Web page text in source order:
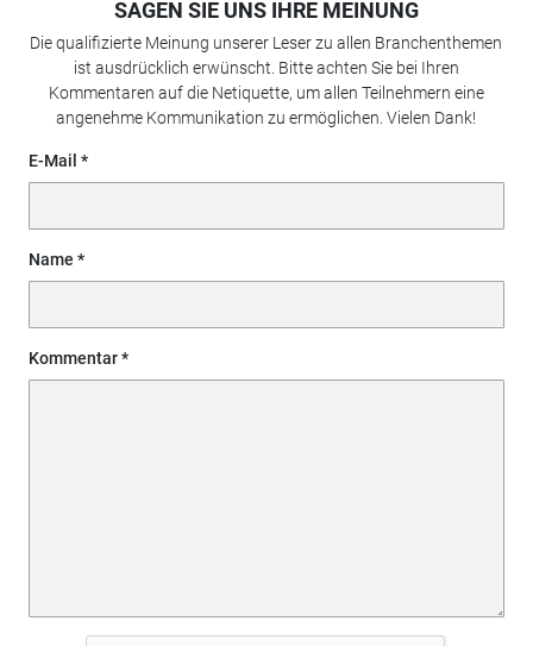
SAGEN SIE UNS IHRE MEINUNG
Die qualifizierte Meinung unserer Leser zu allen Branchenthemen
ist ausdrücklich erwünscht. Bitte achten Sie bei Ihren
Kommentaren auf die Netiquette, um allen Teilnehmern eine
angenehme Kommunikation zu ermöglichen. Vielen Dank!
E-Mail
Name
Kommentar